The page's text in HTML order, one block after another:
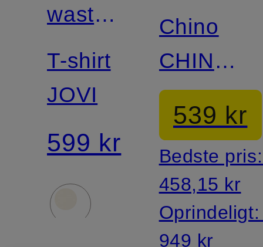
waste
culture
T-shirt
JOVI
599 kr
Chino
CHINO
Slim Fit
539 kr
Bedste
458,15 kr
949 kr